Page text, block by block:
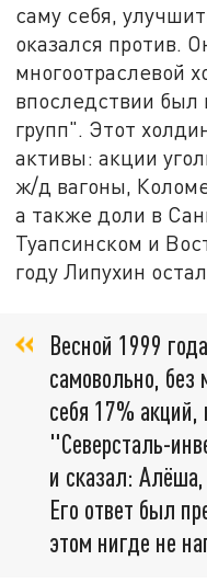
саму себя,
оказался против.
многоотраслевой
впоследствии был
групп". Этот
активы: акции
ж/д вагоны,
а также доли в
Туапсинском и
году Липухин
Весной 1999
самовольно,
себя 17%
"Северсталь-
и сказал: Алёша,
Его ответ был
этом нигде не